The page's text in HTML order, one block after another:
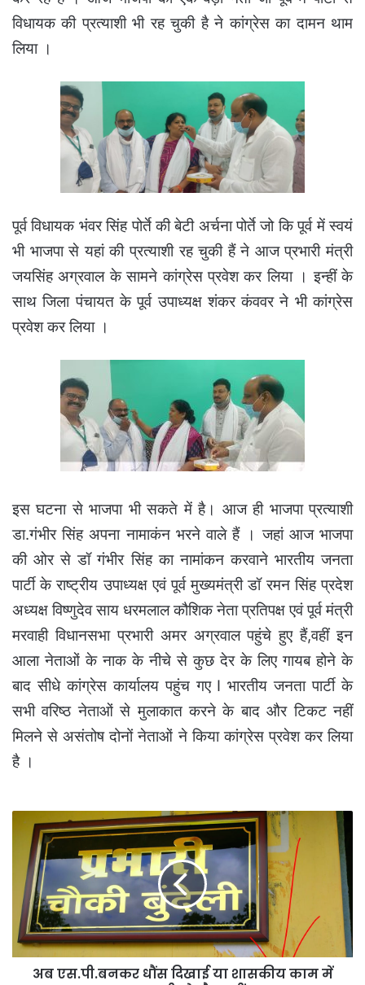
विधायक की प्रत्याशी भी रह चुकी है ने कांग्रेस का दामन थाम
लिया ।
पूर्व विधायक भंवर सिंह पोर्ते की बेटी अर्चना पोर्ते जो कि पूर्व में स्वयं
भी भाजपा से यहां की प्रत्याशी रह चुकी हैं ने आज प्रभारी मंत्री
जयसिंह अग्रवाल के सामने कांग्रेस प्रवेश कर लिया । इन्हीं के
साथ जिला पंचायत के पूर्व उपाध्यक्ष शंकर कंववर ने भी कांग्रेस
प्रवेश कर लिया ।
इस घटना से भाजपा भी सकते में है। आज ही भाजपा प्रत्याशी
डा.गंभीर सिंह अपना नामाकंन भरने वाले हैं । जहां आज भाजपा
की ओर से डॉ गंभीर सिंह का नामांकन करवाने भारतीय जनता
पार्टी के राष्ट्रीय उपाध्यक्ष एवं पूर्व मुख्यमंत्री डॉ रमन सिंह प्रदेश
अध्यक्ष विष्णुदेव साय धरमलाल कौशिक नेता प्रतिपक्ष एवं पूर्व मंत्री
मरवाही विधानसभा प्रभारी अमर अग्रवाल पहुंचे हुए हैं,वहीं इन
आला नेताओं के नाक के नीचे से कुछ देर के लिए गायब होने के
बाद सीधे कांग्रेस कार्यालय पहुंच गए I भारतीय जनता पार्टी के
सभी वरिष्ठ नेताओं से मुलाकात करने के बाद और टिकट नहीं
मिलने से असंतोष दोनों नेताओं ने किया कांग्रेस प्रवेश कर लिया
है ।
एस.पी.बनकर
दिखाई
शासकीय
काम
बाधा
अब एस.पी.बनकर धौंस दिखाई या शासकीय काम में